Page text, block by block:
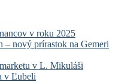
v roku 2025
– nový prírastok na Gemeri
v L. Mikuláši
v Ľubeli